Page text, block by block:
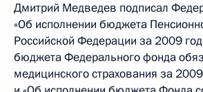
Дмитрий Медведев подписал
«Об исполнении бюджета
Российской Федерации за 2009
бюджета Федерального фонда
медицинского страхования за 2009